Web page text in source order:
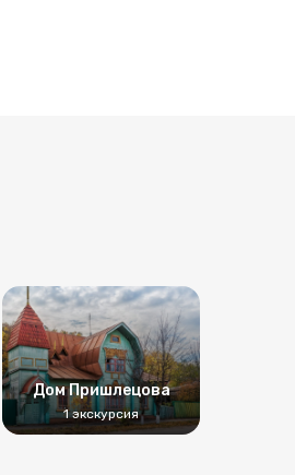
Дом Пришлецова
1 экскурсия